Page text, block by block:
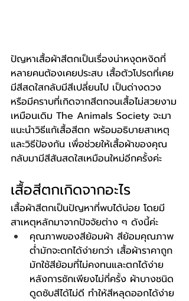
ปัญหาเสื้อผ้าสีตกเป็นเรื่องน่าหงุดหงิดที่
หลายคนต้องเคยประสบ เสื้อตัวโปรดที่เคย
มีสีสดใสกลับมีสีเปลี่ยนไป เป็นด่างดวง
หรือมีคราบที่เกิดจากสีตกจนเสื้อไม่สวยงาม
เหมือนเดิม The Animals Society จะมา
แนะนำวิธีแก้เสื้อสีตก พร้อมอธิบายสาเหตุ
และวิธีป้องกัน เพื่อช่วยให้เสื้อผ้าของคุณ
กลับมามีสีสันสดใสเหมือนใหม่อีกครั้งค่ะ
เสื้อสีตกเกิดจากอะไร
เสื้อผ้าสีตกเป็นปัญหาที่พบได้บ่อย โดยมี
สาเหตุหลักมาจากปัจจัยต่าง ๆ ดังนี้ค่ะ
คุณภาพของสีย้อมผ้า สีย้อมคุณภาพ
ต่ำมักจะตกได้ง่ายกว่า เสื้อผ้าราคาถูก
มักใช้สีย้อมที่ไม่คงทนและตกได้ง่าย
หลังการซักเพียงไม่กี่ครั้ง ผ้าบางชนิด
ดูดซับสีได้ไม่ดี ทำให้สีหลุดออกได้ง่าย